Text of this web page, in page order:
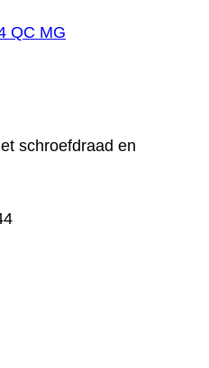
QC MG
schroefdraad en